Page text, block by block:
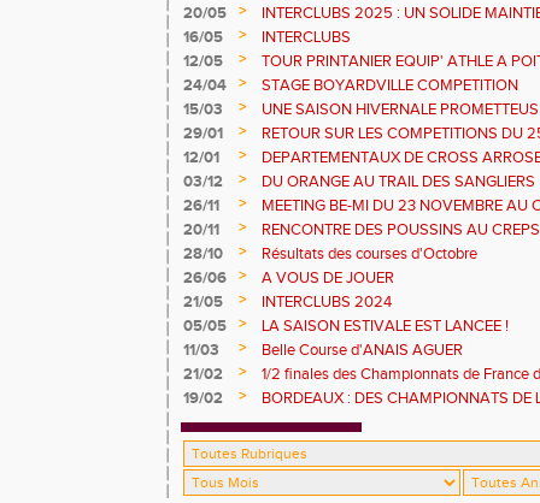
20/05
>
INTERCLUBS 2025 : UN SOLIDE
POINTS !
16/05 >
INTERCLUBS
12/05
>
TOUR PRINTANIER EQUIP' ATHLE A
24/04
>
STAGE BOYARDVILLE COMPETITION
15/03
>
UNE SAISON HIVERNALE
ESTIVALES
29/01 >
RETOUR SUR LES COMPETITIONS DU
12/01
>
DEPARTEMENTAUX DE CROSS
03/12
>
DU ORANGE AU TRAIL DES SANGLIERS
26/11
>
MEETING BE-MI DU 23 NOVEMBRE AU
20/11
>
RENCONTRE DES POUSSINS AU
17 /11
28/10 >
Résultats des courses d'Octobre
26/06
>
A VOUS DE JOUER
21/05
>
INTERCLUBS 2024
05/05
>
LA SAISON ESTIVALE EST LANCEE !
11/03
>
Belle Course d'ANAIS AGUER
21/02
>
1/2 finales des Championnats de France
Cherves Richemont
19/02 > BORDEAUX : DES CHAMPIONNATS DE